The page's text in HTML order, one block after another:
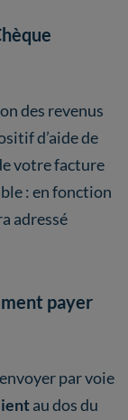
des revenus
d’aide de
votre facture
: en fonction
adressé
payer
par voie
au dos du